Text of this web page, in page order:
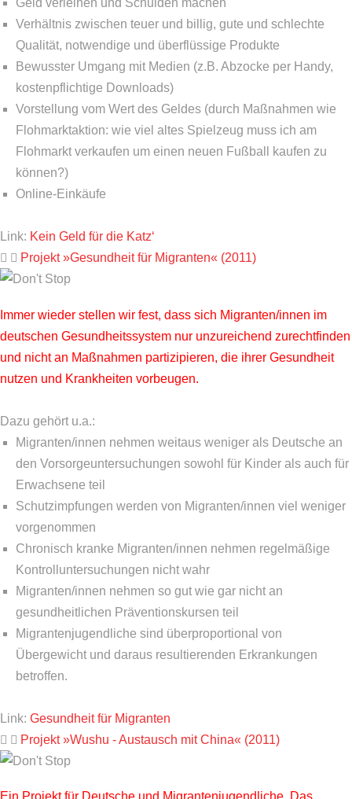
Geld verleihen und Schulden machen
Verhältnis zwischen teuer und billig, gute und schlechte
Qualität, notwendige und überflüssige Produkte
Bewusster Umgang mit Medien (z.B. Abzocke per Handy,
kostenpflichtige Downloads)
Vorstellung vom Wert des Geldes (durch Maßnahmen wie
Flohmarktaktion: wie viel altes Spielzeug muss ich am
Flohmarkt verkaufen um einen neuen Fußball kaufen zu
können?)
Online-Einkäufe
Link: Kein Geld für die Katz‘
Projekt »Gesundheit für Migranten« (2011)
Immer wieder stellen wir fest, dass sich Migranten/innen im
deutschen Gesundheitssystem nur unzureichend zurechtfinden
und nicht an Maßnahmen partizipieren, die ihrer Gesundheit
nutzen und Krankheiten vorbeugen.
Dazu gehört u.a.:
Migranten/innen nehmen weitaus weniger als Deutsche an
den Vorsorgeuntersuchungen sowohl für Kinder als auch für
Erwachsene teil
Schutzimpfungen werden von Migranten/innen viel weniger
vorgenommen
Chronisch kranke Migranten/innen nehmen regelmäßige
Kontrolluntersuchungen nicht wahr
Migranten/innen nehmen so gut wie gar nicht an
gesundheitlichen Präventionskursen teil
Migrantenjugendliche sind überproportional von
Übergewicht und daraus resultierenden Erkrankungen
betroffen.
Link: Gesundheit für Migranten
Projekt »Wushu - Austausch mit China« (2011)